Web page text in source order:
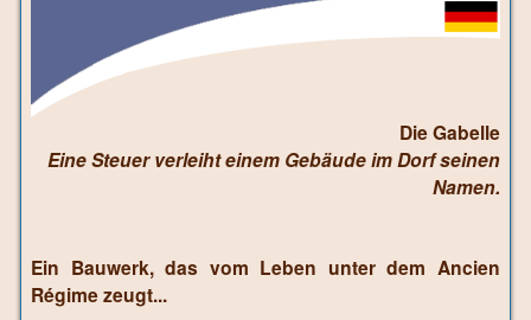
Die Gabelle
Eine Steuer verleiht einem Gebäude im Dorf seinen
Namen.
Ein Bauwerk, das vom Leben unter dem Ancien
Régime zeugt...